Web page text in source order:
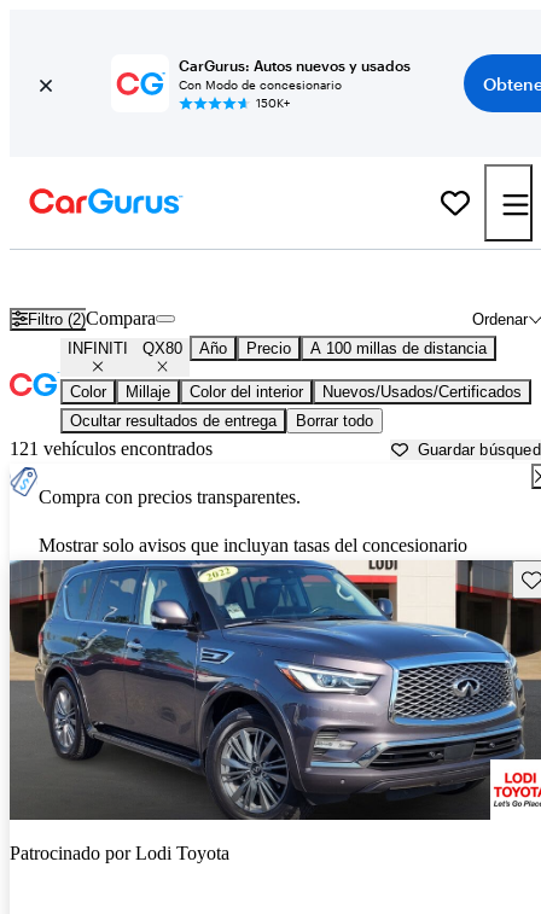
CarGurus: Autos nuevos y usados
Con Modo de concesionario
150K+
Filtro (2) Ordenar
Compara
INFINITI QX80 Año Precio A 100 millas de distancia
Color Millaje Color del interior
Nuevos/Usados/Certificados
Ocultar resultados de entrega
Borrar todo
121 vehículos encontrados Guardar
Compra con precios transparentes.
Mostrar solo avisos que incluyan tasas del concesionario
Patrocinado porLodi Toyota